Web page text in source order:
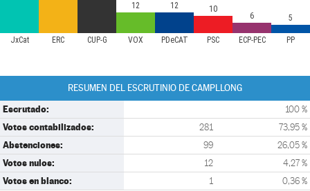
JxCat ERC CUP-G VOX PDeCAT PSC ECP-PEC PP
12 12 10
6 5
RESUMEN DEL ESCRUTINIO DE CAMPLLONG
Escrutado: 100 %
Votos contabilizados: 281 73,95 %
Abstenciones: 99 26,05 %
Votos nulos: 12 4,27 %
Votos en blanco: 1 0,36 %